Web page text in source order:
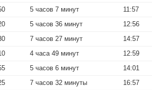
5 часов 7 минут
11:57
5 часов 36 минут
12:56
7 часов 27 минут
14:57
4 часа 49 минут
12:59
5 часов 6 минут
14:01
7 часов 32 минуты
16:57